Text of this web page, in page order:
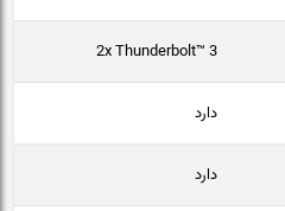
2x Thunderbolt™ 3
دارد
دارد